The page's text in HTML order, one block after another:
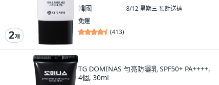
韓國 8/12 星期三預計送達
免運
(413)
TG DOMINAS 勻亮防曬乳 SPF50+ PA++++,
4個, 30ml